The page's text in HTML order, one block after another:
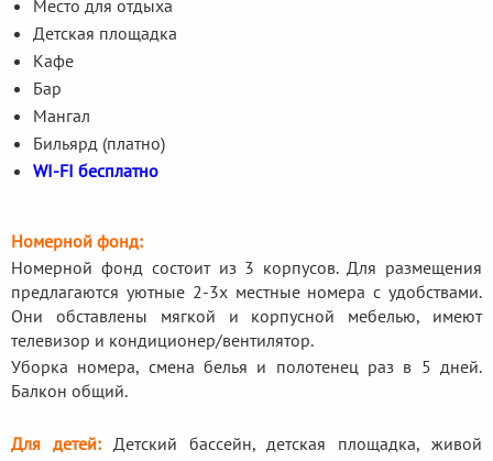
Место для отдыха
Детская площадка
Кафе
Бар
Мангал
Бильярд (платно)
WI-FI бесплатно
Номерной фонд:
Номерной фонд состоит из 3 корпусов. Для размещения
предлагаются уютные 2-3х местные номера с удобствами.
Они обставлены мягкой и корпусной мебелью, имеют
телевизор и кондиционер/вентилятор.
Уборка номера, смена белья и полотенец раз в 5 дней.
Балкон общий.
Для детей:Детский бассейн, детская площадка, живой